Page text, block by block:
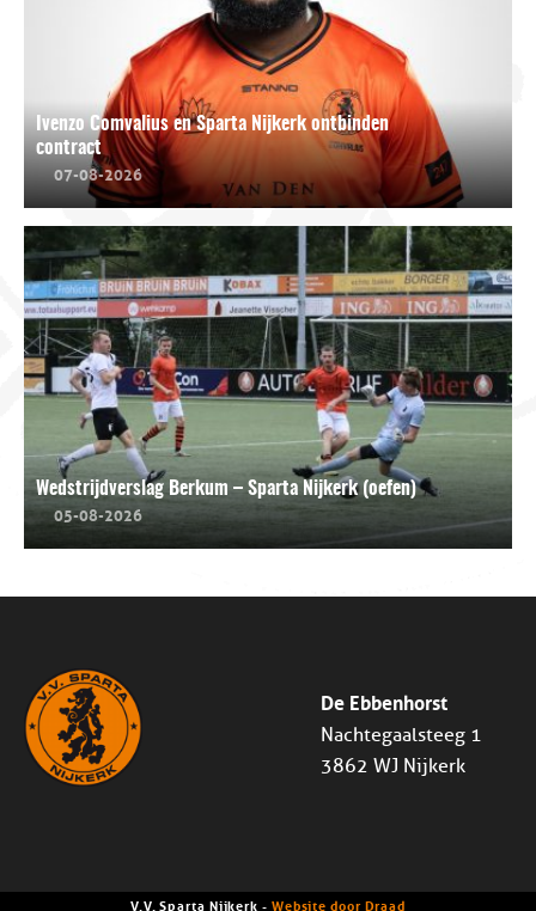
Ivenzo Comvalius en Sparta Nijkerk ontbinden
contract
07-08-2026
Wedstrijdverslag Berkum – Sparta Nijkerk (oefen)
05-08-2026
De Ebbenhorst
Nachtegaalsteeg 1
3862 WJ Nijkerk
V.V. Sparta Nijkerk - Website door Draad